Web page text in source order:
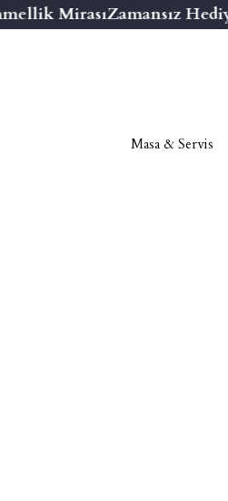
MirasıZamansız
Masa & Servis